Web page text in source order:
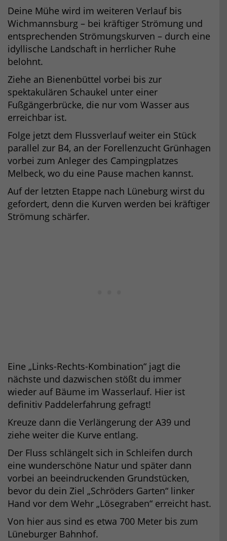
Deine Mühe wird im weiteren Verlauf bis
Wichmannsburg – bei kräftiger Strömung und
entsprechenden Strömungskurven – durch eine
idyllische Landschaft in herrlicher Ruhe
belohnt.
Ziehe an Bienenbüttel vorbei bis zur
spektakulären Schaukel unter einer
Fußgängerbrücke, die nur vom Wasser aus
erreichbar ist.
Folge jetzt dem Flussverlauf weiter ein Stück
parallel zur B4, an der Forellenzucht Grünhagen
vorbei zum Anleger des Campingplatzes
Melbeck, wo du eine Pause machen kannst.
Auf der letzten Etappe nach Lüneburg wirst du
gefordert, denn die Kurven werden bei kräftiger
Strömung schärfer.
Eine „Links-Rechts-Kombination“ jagt die
nächste und dazwischen stößt du immer
wieder auf Bäume im Wasserlauf. Hier ist
definitiv Paddelerfahrung gefragt!
Kreuze dann die Verlängerung der A39 und
ziehe weiter die Kurve entlang.
Der Fluss schlängelt sich in Schleifen durch
eine wunderschöne Natur und später dann
vorbei an beeindruckenden Grundstücken,
bevor du dein Ziel „Schröders Garten“ linker
Hand vor dem Wehr „Lösegraben“ erreicht hast.
Von hier aus sind es etwa 700 Meter bis zum
Lüneburger Bahnhof.